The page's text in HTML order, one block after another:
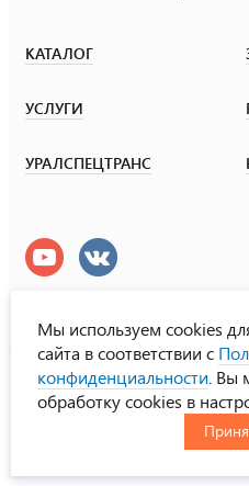
КАТАЛОГ
УСЛУГИ
УРАЛСПЕЦТРАНС
УралСпецТранс
© ООО «Урал СТ», 2000-2026
Политика конфиденциальности
CHN
Мы используем cookies
сайта в соответствии с
конфиденциальности .
обработку cookies в